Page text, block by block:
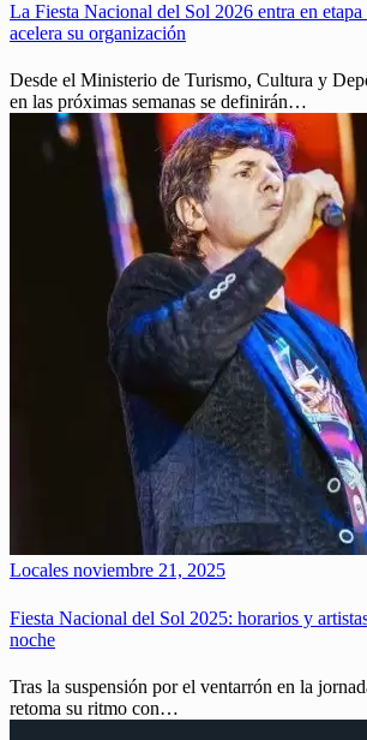
La Fiesta Nacional del Sol 2026 entra en
acelera su organización
Desde el Ministerio de Turismo, Cultura y
en las próximas semanas se definirán…
Locales noviembre 21, 2025
Fiesta Nacional del Sol 2025: horarios y
noche
Tras la suspensión por el ventarrón en la
retoma su ritmo con…